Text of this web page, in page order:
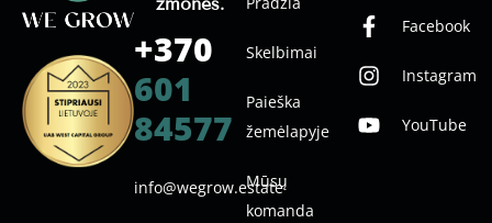
Skelbimai
Paieška
žemėlapyje
Mūsų
komanda
Facebook
Instagram
YouTube
+370
601
84577
info@wegrow.estate